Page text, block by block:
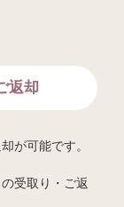
返却
が可能です。
受取り・ご返